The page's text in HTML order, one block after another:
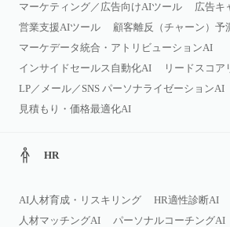
マーケティング／広告向けAIツール
広告キ
営業支援AIツール
顧客離反（チャーン）予
マーケデータ統合・アトリビューションAI
インサイドセールス自動化AI
リードスコ
LP／メール／SNS パーソナライゼーションAI
見積もり・価格最適化AI
HR
AI人材育成・リスキリング HR適性診断AI
人材マッチングAI
パーソナルコーチングAI